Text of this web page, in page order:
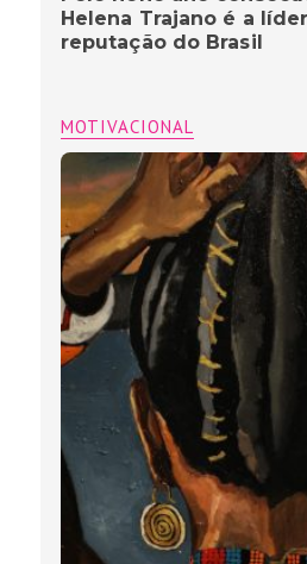
Helena Trajano é a
reputação do Brasil
MOTIVACIONAL